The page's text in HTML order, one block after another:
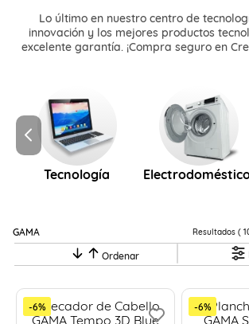
Lo último en nuestro centro de
innovación y los mejores productos
excelente garantía. ¡Compra seguro en
Tecnología
GAMA
-6% -6%